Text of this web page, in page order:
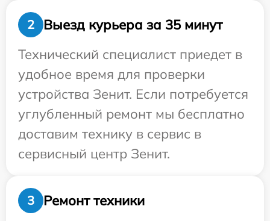
2
Выезд курьера за 35 минут
Технический специалист приедет в
удобное время для проверки
устройства Зенит. Если потребуется
углубленный ремонт мы бесплатно
доставим технику в сервис в
сервисный центр Зенит.
3
Ремонт техники